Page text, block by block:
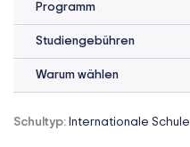
Programm
Studiengebühren
Warum wählen
Schultyp: Internationale Schule